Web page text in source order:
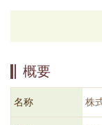
概要
名称 株